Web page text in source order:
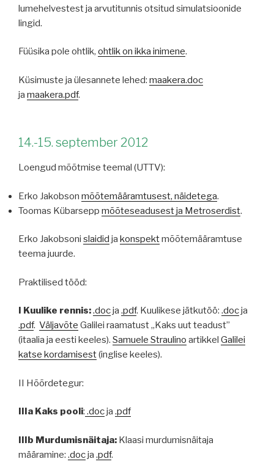
lumehelvestest ja arvutitunnis otsitud simulatsioonide
lingid.
Füüsika pole ohtlik, ohtlik on ikka inimene.
Küsimuste ja ülesannete lehed: maakera.doc
ja maakera.pdf.
14.-15. september 2012
Loengud mõõtmise teemal (UTTV):
Erko Jakobson mõõtemääramtusest, näidetega.
Toomas Kübarsepp mõõteseadusest ja Metroserdist.
Erko Jakobsoni slaidid ja konspektmõõtemääramtuse
teema juurde.
Praktilised tööd:
I Kuulike rennis:.docja .pdf. Kuulikese jätkutöö: .docja
.pdf. Väljavõte Galilei raamatust „Kaks uut teadust”
(itaalia ja eesti keeles). Samuele Straulino artikkel Galilei
katse kordamisest(inglise keeles).
II Hõõrdetegur:
IIIa Kaks pooli: .docja .pdf
IIIb Murdumisnäitaja: Klaasi murdumisnäitaja
määramine: .docja .pdf.